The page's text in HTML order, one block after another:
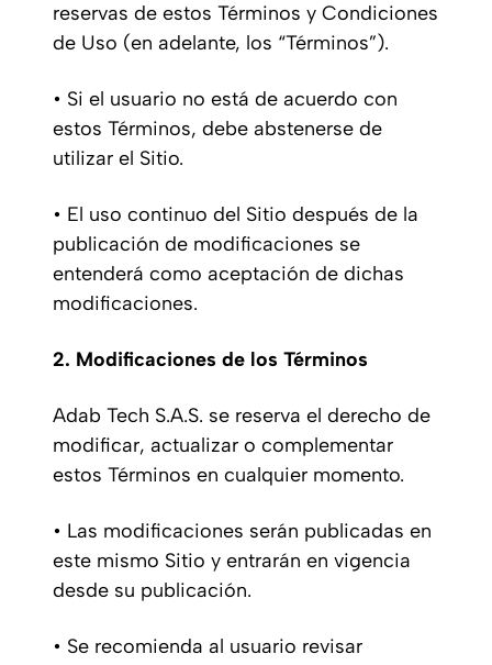
reservas de estos Términos y Condiciones
de Uso (en adelante, los “Términos”).
• Si el usuario no está de acuerdo con
estos Términos, debe abstenerse de
utilizar el Sitio.
• El uso continuo del Sitio después de la
publicación de modificaciones se
entenderá como aceptación de dichas
modificaciones.
2. Modificaciones de los Términos
Adab Tech S.A.S. se reserva el derecho de
modificar, actualizar o complementar
estos Términos en cualquier momento.
• Las modificaciones serán publicadas en
este mismo Sitio y entrarán en vigencia
desde su publicación.
• Se recomienda al usuario revisar